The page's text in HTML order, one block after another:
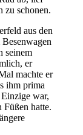
zu schonen.
aus den
seinem
er
machte er
ihm prima
Einzige war,
Füßen hatte.